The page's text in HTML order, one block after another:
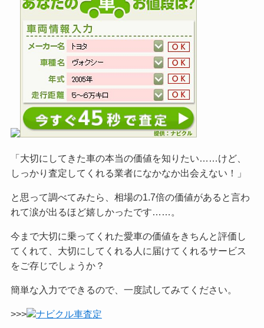
「大切にしてきた車の本当の価値を知りたい……けど、
しっかり査定してくれる業者になかなか出会えない！」
と思って調べてみたら、相場の1.7倍の価値があると言わ
れて涙が出るほど嬉しかったです……。
今まで大切に乗ってくれた愛車の価値をきちんと評価し
てくれて、大切にしてくれる人に届けてくれるサービス
をご存じでしょうか？
簡単な入力でできるので、一度試してみてください。
>>> ナビクル車査定